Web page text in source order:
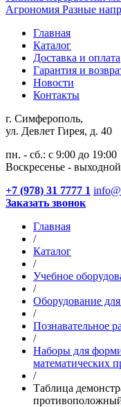
Агрономия Разные
Главная
Каталог
Доставка и оплата
Гарантия и
Новости
Контакты
г. Симферополь,
ул. Девлет Гирея, д. 40
пн. - сб.: с 9:00 до 19:00
Воскресенье - выходной
+7 (978) 31 7777 1
Заказать звонок
Главная
/
Каталог
/
Учебное
/
Оборудование
/
Познавательное
/
Наборы для
математических
/
Таблица